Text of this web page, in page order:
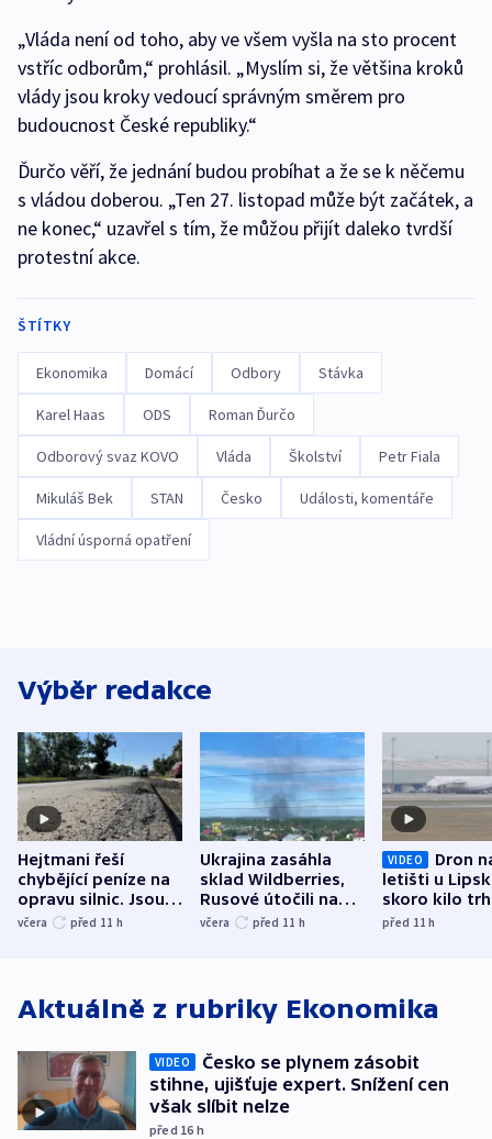
„Vláda není od toho, aby ve všem vyšla na sto procent
vstříc odborům,“ prohlásil. „Myslím si, že většina kroků
vlády jsou kroky vedoucí správným směrem pro
budoucnost České republiky.“
Ďurčo věří, že jednání budou probíhat a že se k něčemu
s vládou doberou. „Ten 27. listopad může být začátek, a
ne konec,“ uzavřel s tím, že můžou přijít daleko tvrdší
protestní akce.
ŠTÍTKY
Ekonomika Domácí Odbory Stávka
Karel Haas ODS Roman Ďurčo
Odborový svaz KOVO Vláda Školství Petr Fiala
Mikuláš Bek STAN Česko Události, komentáře
Vládní úsporná opatření
Výběr redakce
Hejtmani řeší
chybějící peníze na
opravu silnic. Jsou
nenárokové, namítá
včera před 11 h
Ukrajina zasáhla
sklad Wildberries,
Rusové útočili na
trh, hasiče či
včera před 11 h
VIDEO
Dron
letišti u
skoro kilo
indicie
před 11h
Aktuálně z rubriky Ekonomika
VIDEO
Česko se plynem zásobit
stihne, ujišťuje expert. Snížení cen
však slíbit nelze
před 16 h